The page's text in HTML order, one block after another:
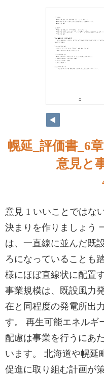
幌延_評価書_6
意見と
意見 1 いいことではな
決まりを作りましょう
は、一直線に並んだ既
ろになっていることも
様にほぼ直線状に配置
事業規模は、既設風力
在と同程度の発電所出
す。 再生可能エネルギ
配慮は事業を行うにあ
います。 北海道や幌延
促進に取り組む計画が